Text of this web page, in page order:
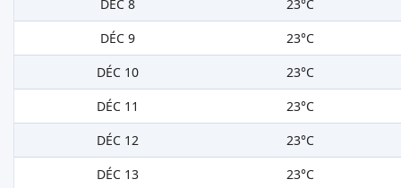
DÉC 8
23°C
DÉC 9
23°C
DÉC 10
23°C
DÉC 11
23°C
DÉC 12
23°C
DÉC 13
23°C